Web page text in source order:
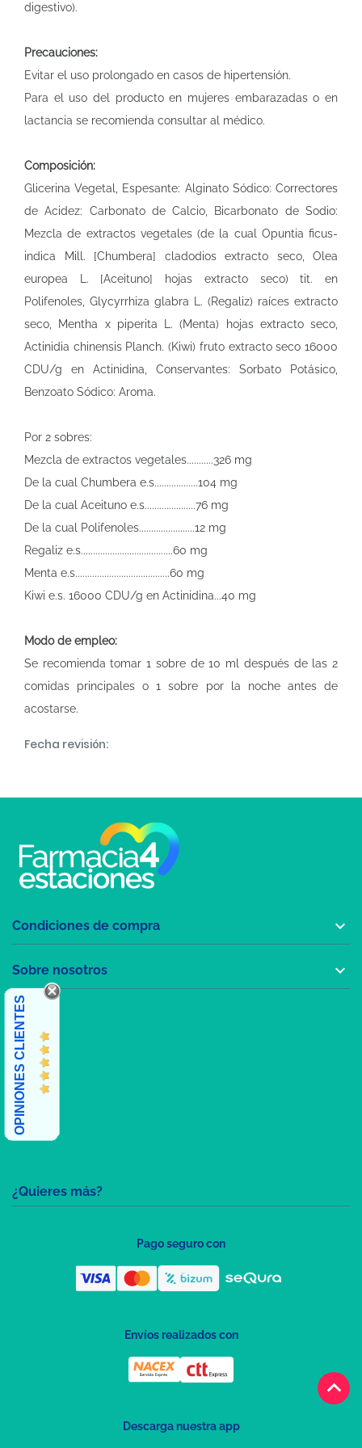
digestivo).
Precauciones:
Evitar el uso prolongado en casos de hipertensión.
Para el uso del producto en mujeres embarazadas o en
lactancia se recomienda consultar al médico.
Composición:
Glicerina Vegetal, Espesante: Alginato Sódico: Correctores
de Acidez: Carbonato de Calcio, Bicarbonato de Sodio:
Mezcla de extractos vegetales (de la cual Opuntia ficus-
indica Mill. [Chumbera] cladodios extracto seco, Olea
europea L. [Aceituno] hojas extracto seco) tit. en
Polifenoles, Glycyrrhiza glabra L. (Regaliz) raíces extracto
seco, Mentha x piperita L. (Menta) hojas extracto seco,
Actinidia chinensis Planch. (Kiwi) fruto extracto seco 16000
CDU/g en Actinidina, Conservantes: Sorbato Potásico,
Benzoato Sódico: Aroma.
Por 2 sobres:
Mezcla de extractos vegetales...........326 mg
De la cual Chumbera e.s..................104 mg
De la cual Aceituno e.s.....................76 mg
De la cual Polifenoles.......................12 mg
Regaliz e.s......................................60 mg
Menta e.s.......................................60 mg
Kiwi e.s. 16000 CDU/g en Actinidina...40 mg
Modo de empleo:
Se recomienda tomar 1 sobre de 10 ml después de las 2
comidas principales o 1 sobre por la noche antes de
acostarse.
Fecha revisión:
keyboard_arrow_up
¿Quieres más?
Condiciones de compra 
Sobre nosotros 
OPINIONES CLIENTES
Pago seguro con
Envíos realizados con
Descarga nuestra app